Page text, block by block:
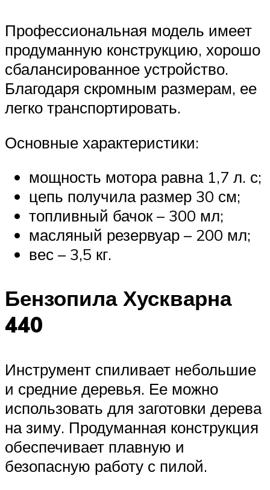
Профессиональная модель имеет
продуманную конструкцию, хорошо
сбалансированное устройство.
Благодаря скромным размерам, ее
легко транспортировать.
Основные характеристики:
мощность мотора равна 1,7 л. с;
цепь получила размер 30 см;
топливный бачок – 300 мл;
масляный резервуар – 200 мл;
вес – 3,5 кг.
Бензопила Хускварна
440
Инструмент спиливает небольшие
и средние деревья. Ее можно
использовать для заготовки дерева
на зиму. Продуманная конструкция
обеспечивает плавную и
безопасную работу с пилой.